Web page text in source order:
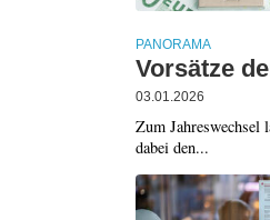
PANORAMA
Vorsätze
03.01.2026
Zum Jahreswechsel
dabei den...